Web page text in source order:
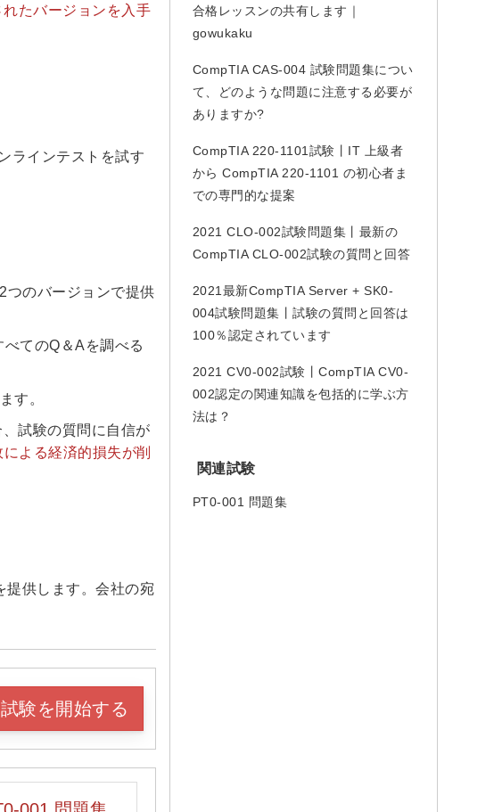
たバージョンを入手
ラインテストを試す
つのバージョンで提供
てのQ＆Aを調べる
す。
試験の質問に自信が
よる経済的損失が削
提供します。会社の宛
験を開始する
合格レッスンの共有します｜
gowukaku
CompTIA CAS-004 試験問題集につい
て、どのような問題に注意する必要が
ありますか?
CompTIA 220-1101試験丨IT 上級者
から CompTIA 220-1101 の初心者ま
での専門的な提案
2021 CLO-002試験問題集丨最新の
CompTIA CLO-002試験の質問と回答
2021最新CompTIA Server + SK0-
004試験問題集丨試験の質問と回答は
100％認定されています
2021 CV0-002試験丨CompTIA CV0-
002認定の関連知識を包括的に学ぶ方
法は？
関連試験
PT0-001 問題集